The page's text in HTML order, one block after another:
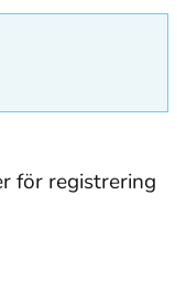
för registrering